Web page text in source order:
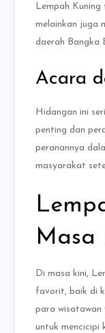
Lempah
melainkan juga
daerah Bangka
Acara
Hidangan ini
penting dan
peranannya
masyarakat
Masa
Di masa kini,
favorit, baik di
para wisatawan
untuk mencicipi